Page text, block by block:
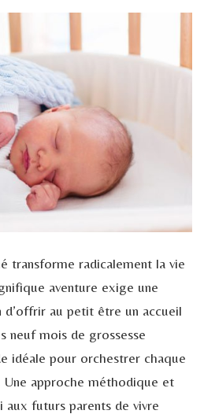
transforme radicalement la vie
aventure exige une
d’offrir au petit être un accueil
neuf mois de grossesse
idéale pour orchestrer chaque
Une approche méthodique et
aux futurs parents de vivre